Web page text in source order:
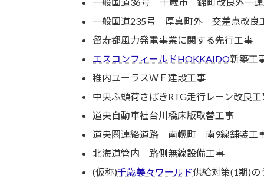
一般国道235号 厚真町外 交差点改良
留寿都風力発電事業に関する先行工事
エスコンフィールドHOKKAIDO新築工
稚内ユーラスＷＦ建設工事
中央ふ頭荷さばきRTG走行レーン改良工
道央自動車社台川橋床版取替工事
道央圏連絡道路 南幌町 南9線舗装工
北海道管内 路側無線設備工事
(仮称)千歳美々ワールド供給対策(1期)の